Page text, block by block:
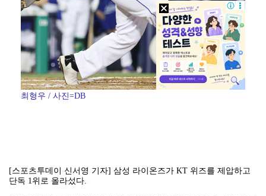
최형우 / 사진=DB
[스포츠투데이 신서영 기자] 삼성 라이온즈가 KT 위즈를 제압하고
단독 1위로 올라섰다.